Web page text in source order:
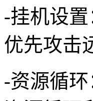
-挂机设
优先攻击
-资源循